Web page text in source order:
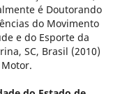
é Doutorando
do Movimento
e do Esporte da
SC, Brasil (2010)